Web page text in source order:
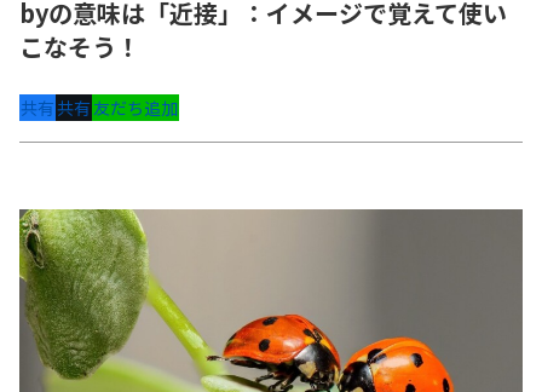
byの意味は「近接」：イメージで覚えて使い
こなそう！
共有共有友だち追加